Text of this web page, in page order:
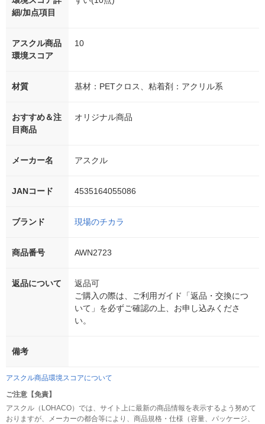
細/加点項目
アスクル商品
環境スコア
10
材質 基材：PETクロス、粘着剤：アクリル系
おすすめ＆注
目商品
オリジナル商品
メーカー名 アスクル
JANコード 4535164055086
ブランド 現場のチカラ
商品番号 AWN2723
返品について
返品可
ご購入の際は、ご利用ガイド「返品・交換につ
いて」を必ずご確認の上、お申し込みくださ
い。
備考
アスクル商品環境スコアについて
ご注意【免責】
アスクル（LOHACO）では、サイト上に最新の商品情報を表示するよう努めて
おりますが、メーカーの都合等により、商品規格・仕様（容量、パッケージ、